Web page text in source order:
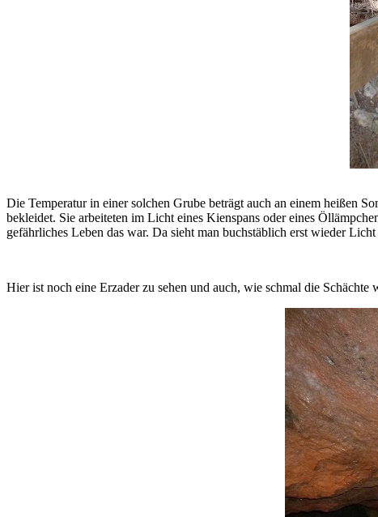
Die Temperatur in einer solchen Grube beträgt auch an einem heißen
bekleidet. Sie arbeiteten im Licht eines Kienspans oder eines
gefährliches Leben das war. Da sieht man buchstäblich erst wieder
Hier ist noch eine Erzader zu sehen und auch, wie schmal die